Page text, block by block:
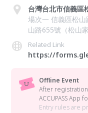
台灣台北市信義區
場次一 信義區松
山路655號（松山家
Related Link
https://
Offline Event
After
ACCUPASS App
Entry rules are